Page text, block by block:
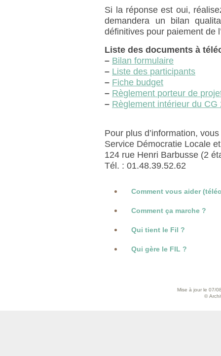
Si la réponse est oui,
demandera un bilan
définitives pour paiement de
Liste des documents à
– Bilan formulaire
– Liste des participants
– Fiche budget
– Règlement porteur de
– Règlement intérieur du CG
Pour plus d’information,
Service Démocratie Locale
124 rue Henri Barbusse (2
Tél. : 01.48.39.52.62
Comment vous aider
Comment ça marche ?
Qui tient le Fil ?
Qui gère le FIL ?
Mise à jour le 07/
©